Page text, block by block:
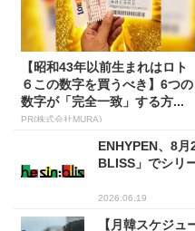
【昭和43年以前生まれはロト
６この数字を買うべき】6つの
数字が「完全一致」する方...
PR(株式会社MURA)
ENHYPEN、8
BLISS」でシリ
2026.06.19
【月韓スケジ